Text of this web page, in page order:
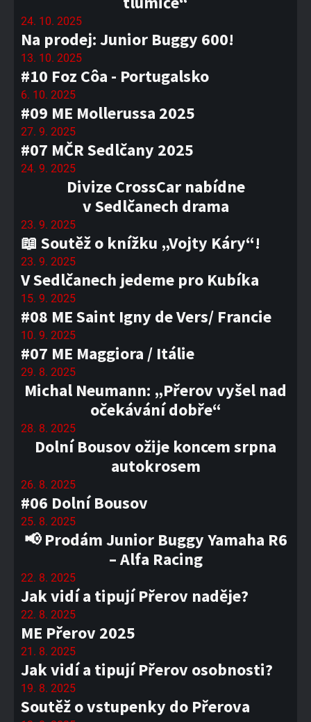
24. 10. 2025
Na prodej: Junior Buggy 600!
13. 10. 2025
#10 Foz Côa - Portugalsko
6. 10. 2025
#09 ME Mollerussa 2025
27. 9. 2025
#07 MČR Sedlčany 2025
24. 9. 2025
Divize CrossCar nabídne
v Sedlčanech drama
23. 9. 2025
📖 Soutěž o knížku „Vojty Káry“!
23. 9. 2025
V Sedlčanech jedeme pro Kubíka
15. 9. 2025
#08 ME Saint Igny de Vers/ Francie
10. 9. 2025
#07 ME Maggiora / Itálie
29. 8. 2025
Michal Neumann: „Přerov vyšel nad
očekávání dobře“
28. 8. 2025
Dolní Bousov ožije koncem srpna
autokrosem
26. 8. 2025
#06 Dolní Bousov
25. 8. 2025
📢 Prodám Junior Buggy Yamaha R6
– Alfa Racing
22. 8. 2025
Jak vidí a tipují Přerov naděje?
22. 8. 2025
ME Přerov 2025
21. 8. 2025
Jak vidí a tipují Přerov osobnosti?
19. 8. 2025
Soutěž o vstupenky do Přerova